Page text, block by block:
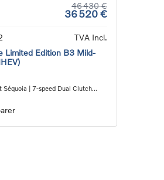
46 430 €
36 520 €
TVA Incl.
Limited Edition B3 Mild-
Séquoia | 7-speed Dual Clutch